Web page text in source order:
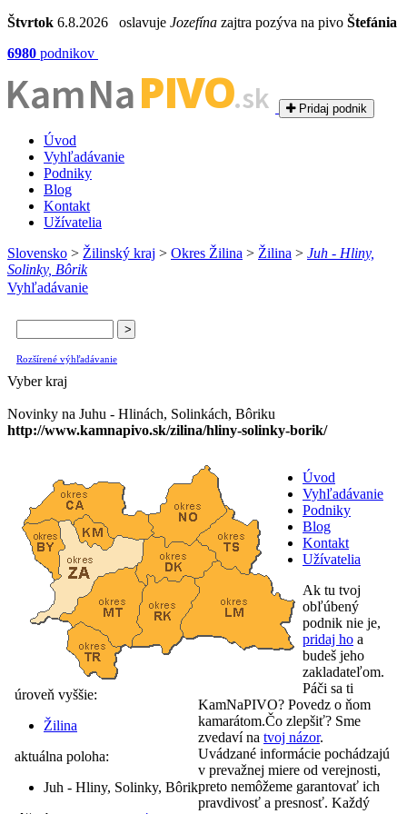
Štvrtok 6.8.2026 oslavuje Jozefína zajtra pozýva na pivo Štefánia
6980 podnikov
Kam NaPIVO.sk Pridaj podnik
Úvod
Vyhľadávanie
Podniky
Blog
Kontakt
Užívatelia
Slovensko > Žilinský kraj > Okres Žilina > Žilina > Juh - Hliny,
Solinky, Bôrik
Vyhľadávanie
Rozšírené výhľadávanie
Vyber kraj
Novinky na Juhu - Hlinách, Solinkách, Bôriku
http://www.kamnapivo.sk/zilina/hliny-solinky-borik/
úroveň vyššie:
Žilina
aktuálna poloha:
Juh - Hliny, Solinky, Bôrik
Úvod
Vyhľadávanie
Podniky
Blog
Kontakt
Užívatelia
Ak tu tvoj
obľúbený
podnik nie je,
pridaj ho a
budeš jeho
zakladateľom.
Páči sa ti
KamNaPIVO? Povedz o ňom
kamarátom.Čo zlepšiť? Sme
zvedaví na tvoj názor.
Uvádzané informácie pochádzajú
v prevažnej miere od verejnosti,
preto nemôžeme garantovať ich
pravdivosť a presnosť. Každý